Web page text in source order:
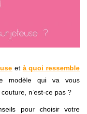
et à quoi ressemble
modèle qui va vous
n’est-ce pas ?
pour choisir votre